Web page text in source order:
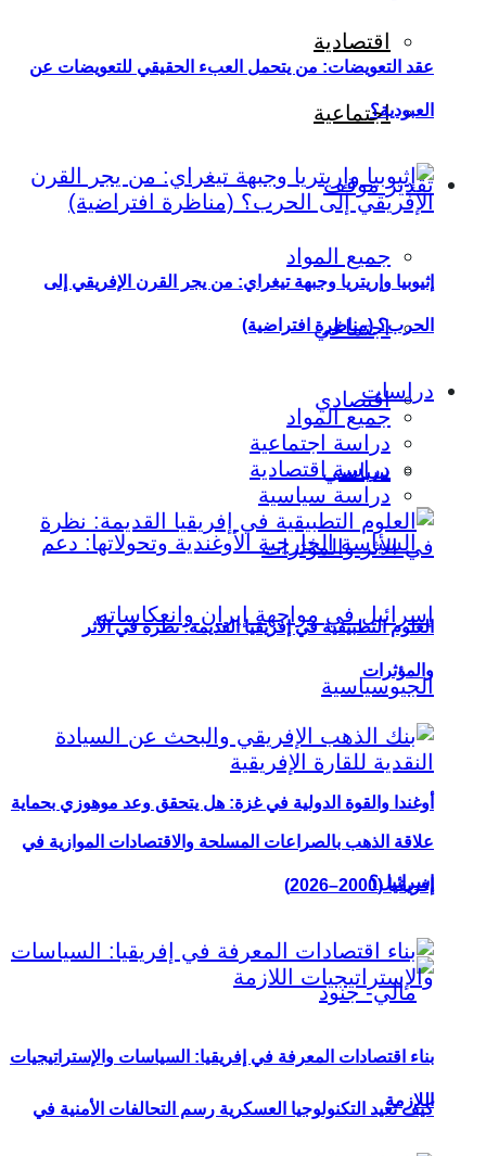
اقتصادية
اجتماعية
تقدير موقف
جميع المواد
اجتماعي
اقتصادي
سياسي
أوغندا والقوة الدولية في غزة: هل يتحقق وعد موهوزي بحماية
إسرائيل؟
كيف تعيد التكنولوجيا العسكرية رسم التحالفات الأمنية في
عقد التعويضات: من يتحمل العبء الحقيقي للتعويضات عن
العبودية؟
إثيوبيا وإريتريا وجبهة تيغراي: من يجر القرن الإفريقي إلى
الحرب؟ (مناظرة افتراضية)
دراسات
جميع المواد
دراسة اجتماعية
دراسة اقتصادية
دراسة سياسية
العلوم التطبيقية في إفريقيا القديمة: نظرة في الأثر
والمؤثرات
علاقة الذهب بالصراعات المسلحة والاقتصادات الموازية في
إفريقيا (2000–2026)
بناء اقتصادات المعرفة في إفريقيا: السياسات والإستراتيجيات
اللازمة